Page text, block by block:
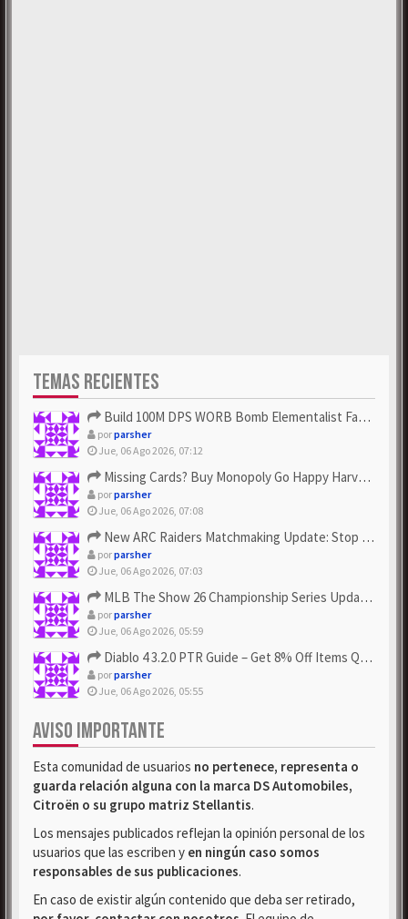
TEMAS RECIENTES
Build 100M DPS WORB Bomb Elementalist Fast - Grab POE Curren...
porparsher
Jue, 06 Ago 2026, 07:12
Missing Cards? Buy Monopoly Go Happy Harvest with Looney Tun...
porparsher
Jue, 06 Ago 2026, 07:08
New ARC Raiders Matchmaking Update: Stop Failed - Grab Bluep...
porparsher
Jue, 06 Ago 2026, 07:03
MLB The Show 26 Championship Series Update! Get Cheap & ...
porparsher
Jue, 06 Ago 2026, 05:59
Diablo 4 3.2.0 PTR Guide – Get 8% Off Items Quickly to Test ...
porparsher
Jue, 06 Ago 2026, 05:55
AVISO IMPORTANTE
Esta comunidad de usuarios no pertenece, representa o
guarda relación alguna con la marca DS Automobiles,
Citroën o su grupo matriz Stellantis.
Los mensajes publicados reflejan la opinión personal de los
usuarios que las escriben y en ningún caso somos
responsables de sus publicaciones.
En caso de existir algún contenido que deba ser retirado,